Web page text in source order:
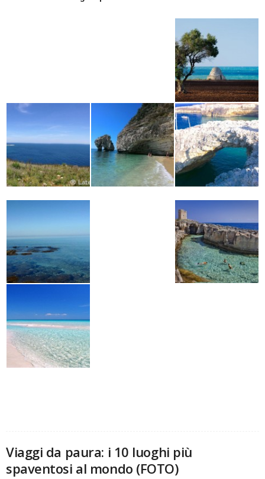
Viaggi da paura: i 10 luoghi più
spaventosi al mondo (FOTO)